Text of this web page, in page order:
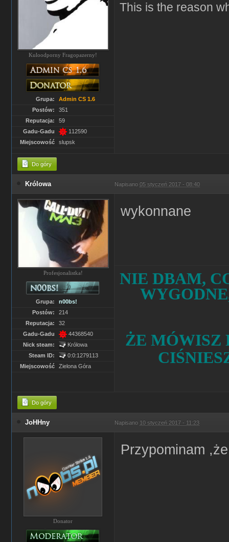
Kuloodporny Fragopazerny!
Grupa:
Admin CS 1.6
Postów:
351
Reputacja:
59
Gadu-Gadu
112590
Miejscowość
slupsk
This is the reason
Do góry
Królowa Napisano 05 styczeń 2017 - 08:40
Profesjonalistka!
Grupa:
n00bs!
Postów:
214
Reputacja:
32
Gadu-Gadu
44368540
Nick steam:
Królowa
Steam ID:
0:0:1279113
Miejscowość
Zielona Góra
wykonnane
NIE DBAM,
ŻE MÓWISZ
Do góry
JoHHny Napisano 10 styczeń 2017 - 11:23
Donator
Przypominam